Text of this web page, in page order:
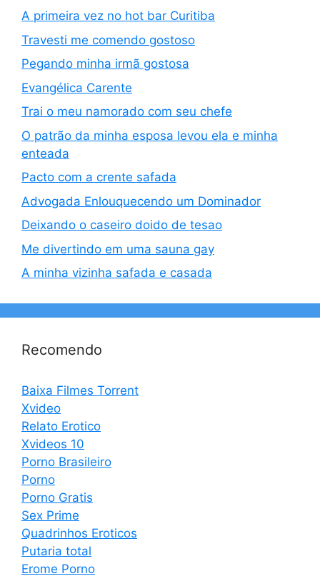
A primeira vez no hot bar Curitiba
Travesti me comendo gostoso
Pegando minha irmã gostosa
Evangélica Carente
Trai o meu namorado com seu chefe
O patrão da minha esposa levou ela e minha
enteada
Pacto com a crente safada
Advogada Enlouquecendo um Dominador
Deixando o caseiro doido de tesao
Me divertindo em uma sauna gay
A minha vizinha safada e casada
Recomendo
Baixa Filmes Torrent
Xvideo
Relato Erotico
Xvideos 10
Porno Brasileiro
Porno
Porno Gratis
Sex Prime
Quadrinhos Eroticos
Putaria total
Erome Porno